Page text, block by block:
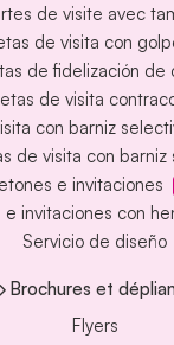
de visite avec
de visita con
de fidelización de
de visita
con barniz
de visita con barniz
e invitaciones
e invitaciones con
Servicio de diseño
Brochures et
Flyers